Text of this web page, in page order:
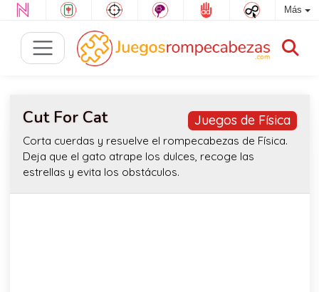
Más
Juegos de Física
Cut For Cat
Corta cuerdas y resuelve el rompecabezas de Física.
Deja que el gato atrape los dulces, recoge las
estrellas y evita los obstáculos.